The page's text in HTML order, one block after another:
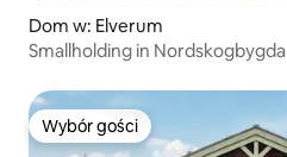
Dom w: Elverum
Smallholding in Nordskogbygda
Wybór gości
Wybór gości